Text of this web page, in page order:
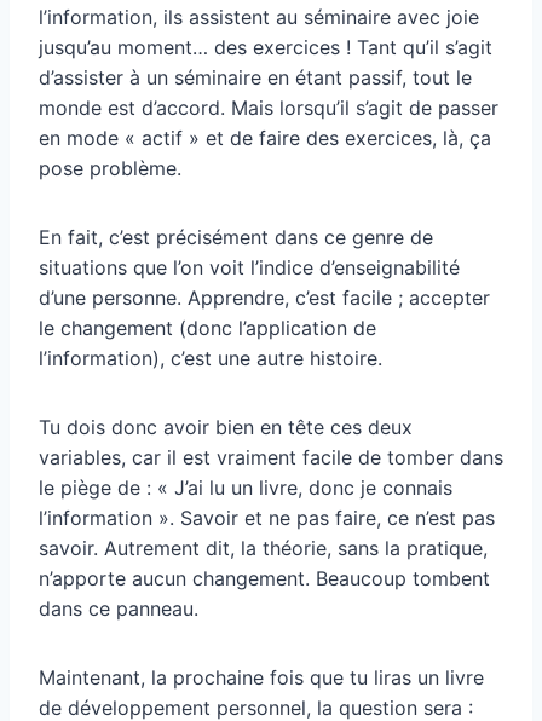
l’information, ils assistent au séminaire avec joie
jusqu’au moment… des exercices ! Tant qu’il s’agit
d’assister à un séminaire en étant passif, tout le
monde est d’accord. Mais lorsqu’il s’agit de passer
en mode « actif » et de faire des exercices, là, ça
pose problème.
En fait, c’est précisément dans ce genre de
situations que l’on voit l’indice d’enseignabilité
d’une personne. Apprendre, c’est facile ; accepter
le changement (donc l’application de
l’information), c’est une autre histoire.
Tu dois donc avoir bien en tête ces deux
variables, car il est vraiment facile de tomber dans
le piège de : « J’ai lu un livre, donc je connais
l’information ». Savoir et ne pas faire, ce n’est pas
savoir. Autrement dit, la théorie, sans la pratique,
n’apporte aucun changement. Beaucoup tombent
dans ce panneau.
Maintenant, la prochaine fois que tu liras un livre
de développement personnel, la question sera :